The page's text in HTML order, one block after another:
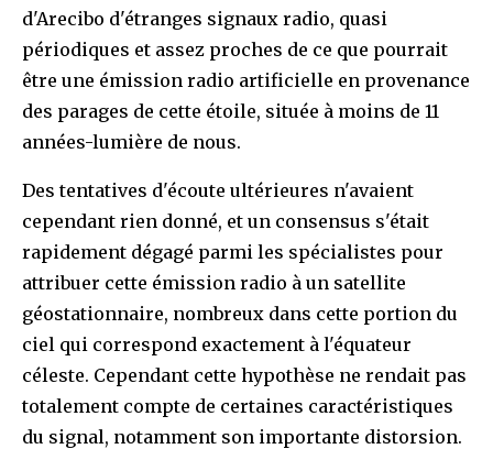
d'Arecibo d'étranges signaux radio, quasi
périodiques et assez proches de ce que pourrait
être une émission radio artificielle en provenance
des parages de cette étoile, située à moins de 11
années-lumière de nous.
Des tentatives d'écoute ultérieures n'avaient
cependant rien donné, et un consensus s'était
rapidement dégagé parmi les spécialistes pour
attribuer cette émission radio à un satellite
géostationnaire, nombreux dans cette portion du
ciel qui correspond exactement à l'équateur
céleste. Cependant cette hypothèse ne rendait pas
totalement compte de certaines caractéristiques
du signal, notamment son importante distorsion.